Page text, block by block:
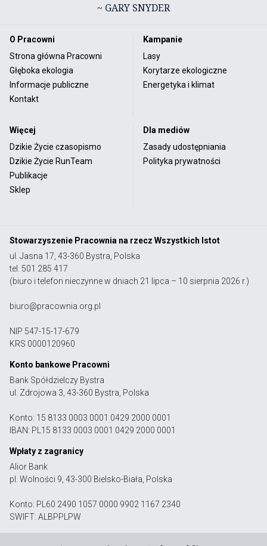
~ GARY SNYDER
O Pracowni
Strona główna Pracowni
Głęboka ekologia
Informacje publiczne
Kontakt
Kampanie
Lasy
Korytarze ekologiczne
Energetyka i klimat
Więcej
Dzikie Życie czasopismo
Dzikie Życie RunTeam
Publikacje
Sklep
Dla mediów
Zasady udostępniania
Polityka prywatności
Stowarzyszenie Pracownia na rzecz Wszystkich Istot
ul. Jasna 17, 43-360 Bystra, Polska
tel. 501 285 417
(biuro i telefon nieczynne w dniach 21 lipca – 10 sierpnia 2026 r.)
biuro@pracownia.org.pl
NIP 547-15-17-679
KRS 0000120960
Konto bankowe Pracowni
Bank Spółdzielczy Bystra
ul. Zdrojowa 3, 43-360 Bystra, Polska
Konto: 15 8133 0003 0001 0429 2000 0001
IBAN: PL15 8133 0003 0001 0429 2000 0001
Wpłaty z zagranicy
Alior Bank
pl. Wolności 9, 43-300 Bielsko-Biała, Polska
Konto: PL60 2490 1057 0000 9902 1167 2340
SWIFT: ALBPPLPW